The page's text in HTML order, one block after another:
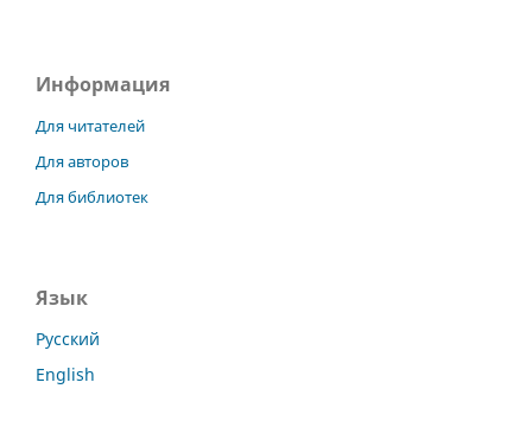
Информация
Для читателей
Для авторов
Для библиотек
Язык
Русский
English